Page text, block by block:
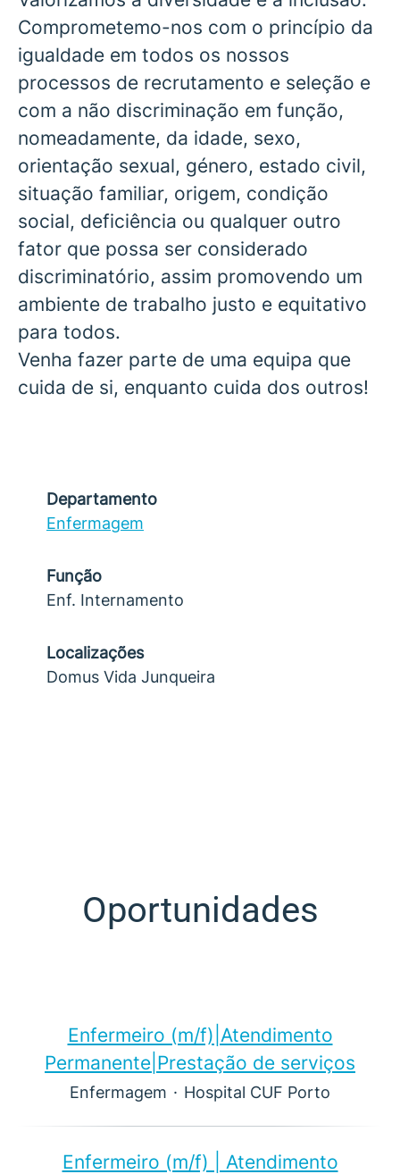
Comprometemo-nos com o princípio da
igualdade em todos os nossos
processos de recrutamento e seleção e
com a não discriminação em função,
nomeadamente, da idade, sexo,
orientação sexual, género, estado civil,
situação familiar, origem, condição
social, deficiência ou qualquer outro
fator que possa ser considerado
discriminatório, assim promovendo um
ambiente de trabalho justo e equitativo
para todos.
Venha fazer parte de uma equipa que
cuida de si, enquanto cuida dos outros!
Departamento
Enfermagem
Função
Enf. Internamento
Localizações
Domus Vida Junqueira
Oportunidades
Enfermeiro (m/f)​|Atendimento
Permanente|Prestação de serviços
Enfermagem · Hospital CUF Porto
Enfermeiro (m/f)​ | Atendimento